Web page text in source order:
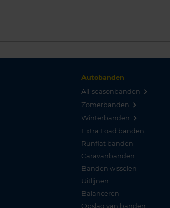
Autobanden
All-seasonbanden
Zomerbanden
Winterbanden
Extra Load banden
Runflat banden
Caravanbanden
Banden wisselen
Uitlijnen
Balanceren
Opslag van banden